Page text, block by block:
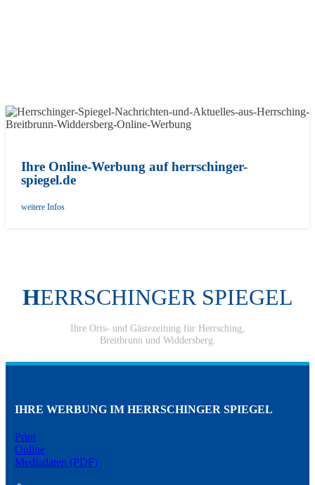
Ihre Online-Werbung auf herrschinger-
spiegel.de
weitere Infos
HERRSCHINGER SPIEGEL
Ihre Orts- und Gästezeitung für Herrsching,
Breitbrunn und Widdersberg.
IHRE WERBUNG IM HERRSCHINGER SPIEGEL
Print
Online
Mediadaten (PDF)